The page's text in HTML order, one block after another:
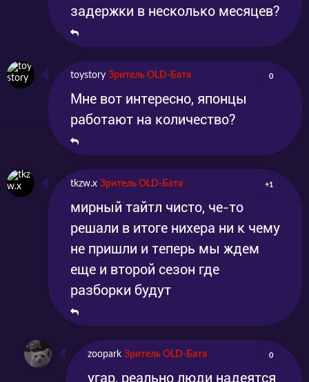
задержки в несколько месяцев?
toystory Зритель OLD-Батя 0
Мне вот интересно, японцы
работают на количество?
tkzw.x Зритель OLD-Батя +1
мирный тайтл чисто, че-то
решали в итоге нихера ни к чему
не пришли и теперь мы ждем
еще и второй сезон где
разборки будут
zoopark Зритель OLD-Батя 0
угар, реально люди надеятся